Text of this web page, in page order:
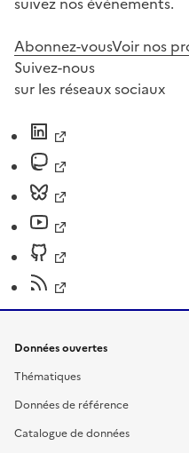
Abonnez-vousVoir nos
Suivez-nous
sur les réseaux sociaux
Données ouvertes
Thématiques
Données de référence
Catalogue de données